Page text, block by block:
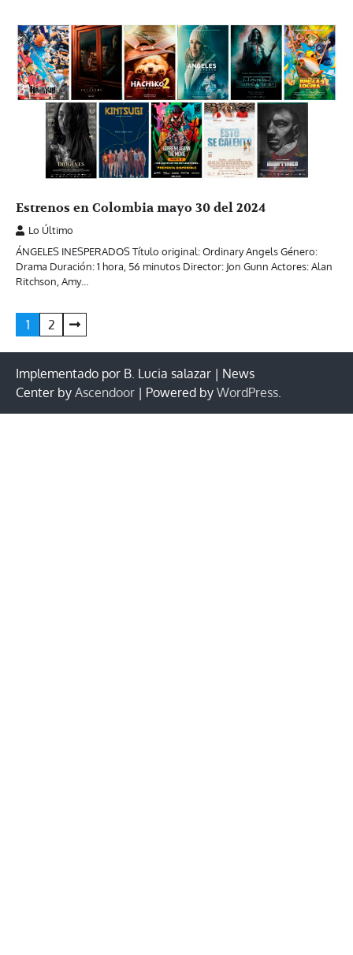
Estrenos en Colombia mayo 30 del 2024
Lo Último
ÁNGELES INESPERADOS Título original: Ordinary Angels Género:
Drama Duración: 1 hora, 56 minutos Director: Jon Gunn Actores: Alan
Ritchson, Amy…
Paginación
de
entradas
1 2
Implementado por B. Lucia salazar | News
Center by Ascendoor | Powered by WordPress.